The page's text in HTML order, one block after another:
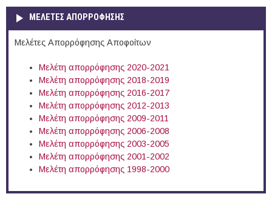
ΜΕΛΕΤΕΣ ΑΠΟΡΡΟΦΗΣΗΣ
Μελέτες Απορρόφησης Αποφοίτων
Μελέτη απορρόφησης 2020-2021
Μελέτη απορρόφησης 2018-2019
Μελέτη απορρόφησης 2016-2017
Μελέτη απορρόφησης 2012-2013
Μελέτη απορρόφησης 2009-2011
Μελέτη απορρόφησης 2006-2008
Μελέτη απορρόφησης 2003-2005
Μελέτη απορρόφησης 2001-2002
Μελέτη απορρόφησης 1998-2000